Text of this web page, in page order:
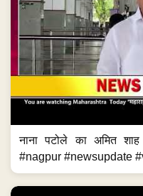
नाना पटोले का अमित
#nagpur #newsupdate